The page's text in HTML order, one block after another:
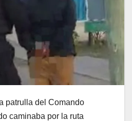
patrulla del Comando
caminaba por la ruta